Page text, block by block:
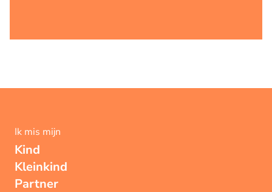
Ik mis mijn
Kind
Kleinkind
Partner